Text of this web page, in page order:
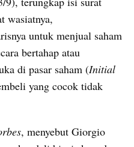
wasiatnya,
untuk menjual saham
bertahap atau
di pasar saham (Initial
yang cocok tidak
, menyebut Giorgio